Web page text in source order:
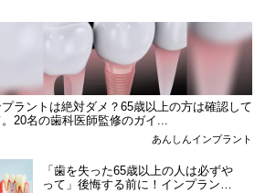
ラントは絶対ダメ？65歳以上の方は確認して
20名の歯科医師監修のガイ...
あんしんインプラント
「歯を失った65歳以上の人は必ずや
って」後悔する前に！インプラント